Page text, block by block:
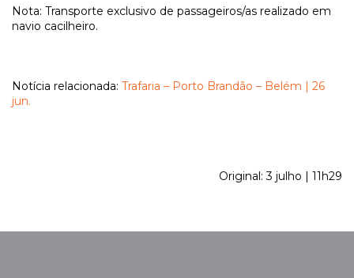
Nota: Transporte exclusivo de passageiros/as realizado em
navio cacilheiro.
Notícia relacionada: Trafaria – Porto Brandão – Belém | 26
jun.
Original: 3 julho | 11h29